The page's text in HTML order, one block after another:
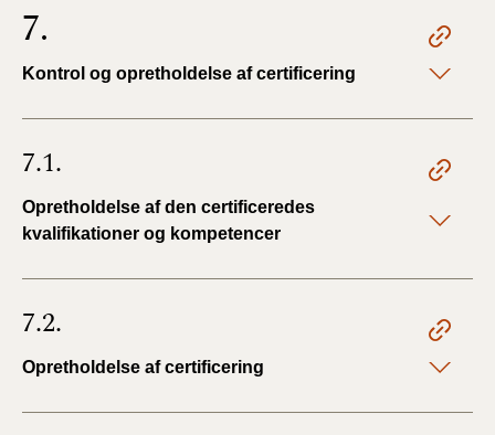
7.
Kontrol og opretholdelse af certificering
7.1.
Opretholdelse af den certificeredes
kvalifikationer og kompetencer
7.2.
Opretholdelse af certificering